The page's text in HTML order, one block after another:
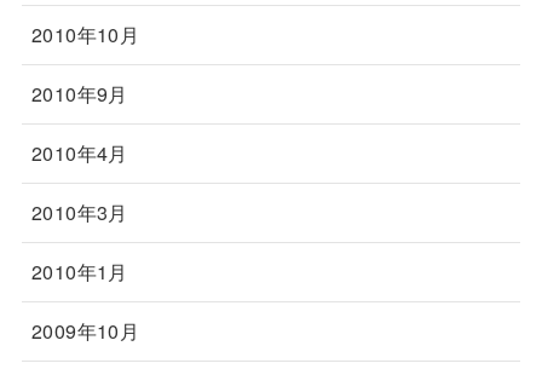
2010年10月
2010年9月
2010年4月
2010年3月
2010年1月
2009年10月